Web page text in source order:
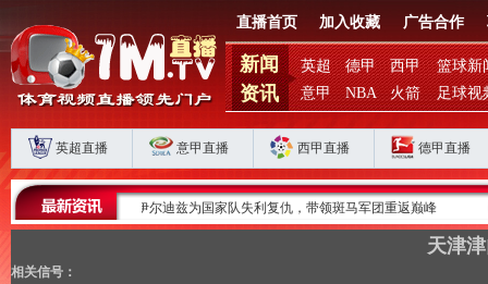
直播首页 加入收藏 广告合作
新闻
资讯
英超 德甲 西甲
篮球新
意甲
NBA 火箭 足球视
英超直播 意甲直播 西甲直播 德甲直播
领斑马军团重返巅峰 金球奖得主罗德里的皇马之路为何停滞？
天津
相关信号：